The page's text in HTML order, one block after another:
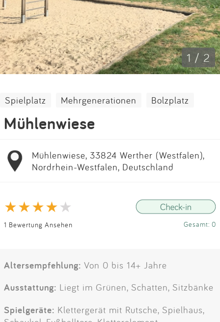
Impressum
Anmelden 1 / 2
Spielplatz Mehrgenerationen Bolzplatz
Mühlenwiese
Mühlenwiese, 33824 Werther (Westfalen),
Nordrhein-Westfalen, Deutschland
1 Bewertung Ansehen Gesamt: 0
Altersempfehlung: Von 0 bis 14+ Jahre
Ausstattung: Liegt im Grünen, Schatten, Sitzbänke
Spielgeräte: Klettergerät mit Rutsche, Spielhaus,